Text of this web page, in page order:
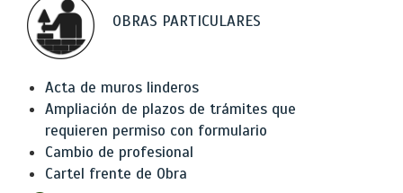
OBRAS PARTICULARES
Acta de muros linderos
Ampliación de plazos de trámites que
requieren permiso con formulario
Cambio de profesional
Cartel frente de Obra